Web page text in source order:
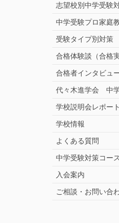
志望校別中学受験
中学受験プロ家庭
受験タイプ別対策
合格体験談（合格実
合格者インタビュ
代々木進学会 中
学校説明会レポート
学校情報
よくある質問
中学受験対策コー
入会案内
ご相談・お問い合